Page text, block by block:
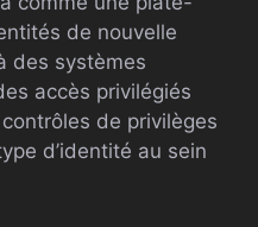
de nouvelle
des systèmes
accès privilégiés
de privilèges
d’identité au sein